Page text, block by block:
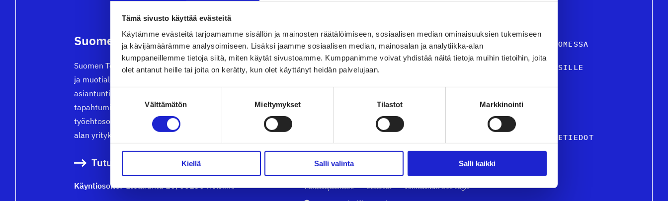
Tämä sivusto käyttää evästeitä
Käytämme evästeitä tarjoamamme sisällön ja mainosten räätälöimiseen, sosiaalisen median ominaisuuksien tukemiseen
ja kävijämäärämme analysoimiseen. Lisäksi jaamme sosiaalisen median, mainosalan ja analytiikka-alan
kumppaneillemme tietoja siitä, miten käytät sivustoamme. Kumppanimme voivat yhdistää näitä tietoja muihin tietoihin, joita
olet antanut heille tai joita on kerätty, kun olet käyttänyt heidän palvelujaan.
valinta
Välttämätön Mieltymykset Tilastot Markkinointi
Kiellä Salli valinta Salli kaikki
Suomen Tekstiili & Muoti ry
Suomen Tekstiili & Muoti ry on tekstiili-, vaate-
ja muotialan yritysten etujärjestö, joka tarjoaa
asiantuntijapalveluita, koulutusta ja
tapahtumia. Neuvottelemme
työehtosopimukset, joita noudattavat kaikki
alan yritykset.
Tutustu meihin tarkemmin
Käyntiosoite: Eteläranta 10, 00130 Helsinki
TAPAHTUMAT
UUTISHUONE
AVOIMET TYÖPAIKAT
TULE JÄSENEKSI
TEKSTIILI- JA MUOTIALA SUOMESSA
PALVELUT JA TIETOA YRITYKSILLE
TUTUSTU JÄSENYRITYKSIIMME
VAIKUTTAMINEN
LIITON HENKILÖSTÖ & OSOITETIEDOT
Tietosuojaseloste Evästeet
Verkkosivut: Site Logic